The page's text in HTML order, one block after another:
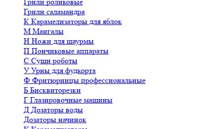
Грили саламандра
К Карамелизаторы для яблок
М Мангалы
Н Ножи для шаурмы
П Пончиковые аппараты
С Суши роботы
У Урны для фудкорта
Ф Фритюрницы профессиональные
Б Бисквиторезки
Г Глазировочные машины
Д Дозаторы воды
Дозаторы начинок